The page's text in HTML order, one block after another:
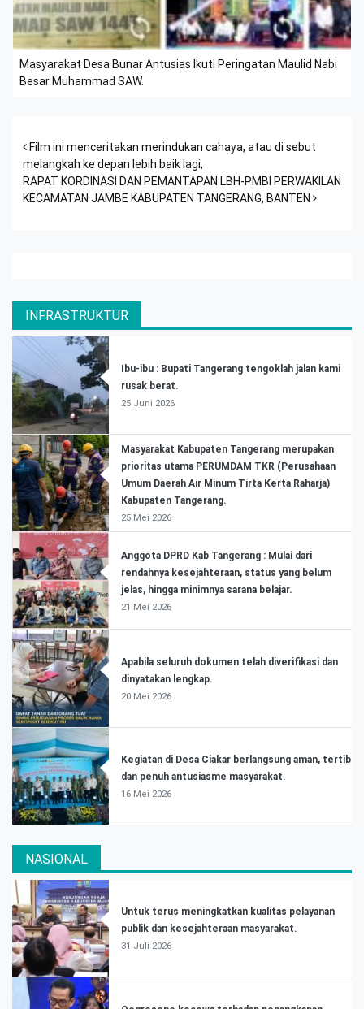
Masyarakat Desa Bunar Antusias Ikuti Peringatan Maulid Nabi
Besar Muhammad SAW.
Post navigation
Film ini menceritakan merindukan cahaya, atau di sebut
melangkah ke depan lebih baik lagi,
RAPAT KORDINASI DAN PEMANTAPAN LBH-PMBI PERWAKILAN
KECAMATAN JAMBE KABUPATEN TANGERANG, BANTEN
INFRASTRUKTUR
Ibu-ibu : Bupati Tangerang tengoklah jalan kami
rusak berat.
25 Juni 2026
Masyarakat Kabupaten Tangerang merupakan
prioritas utama PERUMDAM TKR (Perusahaan
Umum Daerah Air Minum Tirta Kerta Raharja)
Kabupaten Tangerang.
25 Mei 2026
Anggota DPRD Kab Tangerang : Mulai dari
rendahnya kesejahteraan, status yang belum
jelas, hingga minimnya sarana belajar.
21 Mei 2026
Apabila seluruh dokumen telah diverifikasi dan
dinyatakan lengkap.
20 Mei 2026
Kegiatan di Desa Ciakar berlangsung aman, tertib
dan penuh antusiasme masyarakat.
16 Mei 2026
NASIONAL
Untuk terus meningkatkan kualitas pelayanan
publik dan kesejahteraan masyarakat.
31 Juli 2026